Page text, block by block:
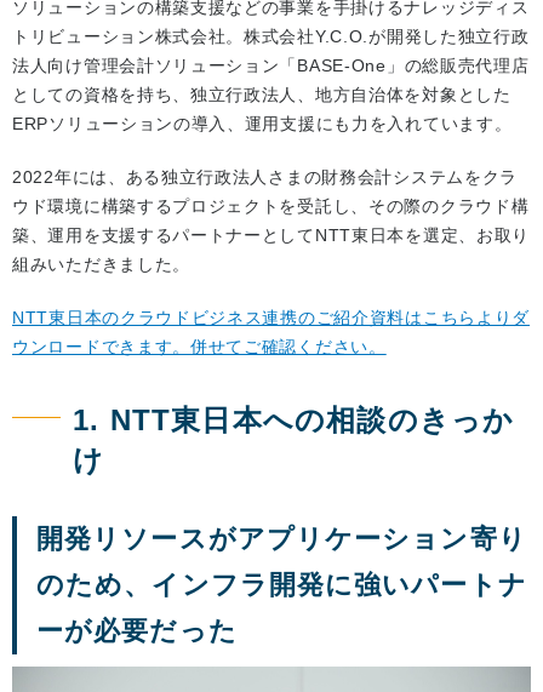
ソリューションの構築支援などの事業を手掛けるナレッジディス
トリビューション株式会社。株式会社Y.C.O.が開発した独立行政
法人向け管理会計ソリューション「BASE-One」の総販売代理店
としての資格を持ち、独立行政法人、地方自治体を対象とした
ERPソリューションの導入、運用支援にも力を入れています。
2022年には、ある独立行政法人さまの財務会計システムをクラ
ウド環境に構築するプロジェクトを受託し、その際のクラウド構
築、運用を支援するパートナーとしてNTT東日本を選定、お取り
組みいただきました。
NTT東日本のクラウドビジネス連携のご紹介資料はこちらよりダ
ウンロードできます。併せてご確認ください。
1. NTT東日本への相談のきっか
け
開発リソースがアプリケーション寄り
のため、インフラ開発に強いパートナ
ーが必要だった